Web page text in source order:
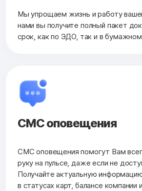
Мы упрощаем жизнь и работу
нами вы получите полный пакет
срок, как по ЭДО, так и в
СМС оповещения
СМС оповещения помогут Вам
руку на пульсе, даже если не
Получайте актуальную
в статусах карт, балансе компании